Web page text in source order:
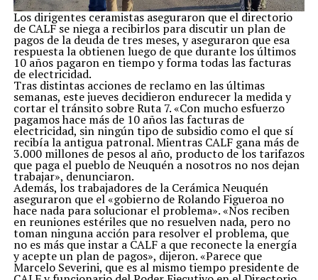
Los dirigentes ceramistas aseguraron que el directorio
de CALF se niega a recibirlos para discutir un plan de
pagos de la deuda de tres meses, y aseguraron que esa
respuesta la obtienen luego de que durante los últimos
10 años pagaron en tiempo y forma todas las facturas
de electricidad.
Tras distintas acciones de reclamo en las últimas
semanas, este jueves decidieron endurecer la medida y
cortar el tránsito sobre Ruta 7. «Con mucho esfuerzo
pagamos hace más de 10 años las facturas de
electricidad, sin ningún tipo de subsidio como el que sí
recibía la antigua patronal. Mientras CALF gana más de
3.000 millones de pesos al año, producto de los tarifazos
que paga el pueblo de Neuquén a nosotros no nos dejan
trabajar», denunciaron.
Además, los trabajadores de la Cerámica Neuquén
aseguraron que el «gobierno de Rolando Figueroa no
hace nada para solucionar el problema». «Nos reciben
en reuniones estériles que no resuelven nada, pero no
toman ninguna acción para resolver el problema, que
no es más que instar a CALF a que reconecte la energía
y acepte un plan de pagos», dijeron. «Parece que
Marcelo Severini, que es al mismo tiempo presidente de